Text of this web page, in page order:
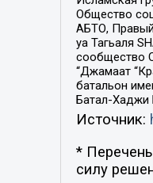
Общество
АБТО,
уа Тагьаля
сообщество
“Джамаат
батальон
Батал-Хаджи
Источник:
*
силу